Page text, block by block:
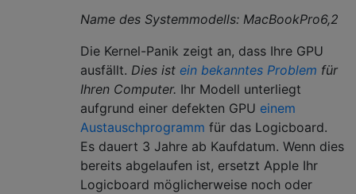
com.apple.iokit.IOAHCIFamily    2.6.5
com.apple.driver.AppleEFINVRAM  2.0
com.apple.driver.AppleEFIRuntime    2.0
com.apple.iokit.IOHIDFamily 2.0.0
com.apple.iokit.IOSMBusFamily   1.1
com.apple.security.sandbox  278.11
com.apple.kext.AppleMatch   1.0.0d1
com.apple.security.TMSafetyNet  7
com.apple.driver.AppleKeyStore  2
com.apple.driver.DiskImages 371.1
Name des Systemmodells: MacBookPro6,2
Die Kernel-Panik zeigt an, dass Ihre GPU
ausfällt. Dies ist ein bekanntes Problem für
Ihren Computer. Ihr Modell unterliegt
aufgrund einer defekten GPU einem
Austauschprogramm für das Logicboard.
Es dauert 3 Jahre ab Kaufdatum. Wenn dies
bereits abgelaufen ist, ersetzt Apple Ihr
Logicboard möglicherweise noch oder